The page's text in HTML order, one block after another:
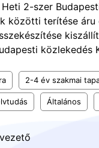
2-szer
közötti terítése áru
közlekedés
2-4 év szakmai
Általános